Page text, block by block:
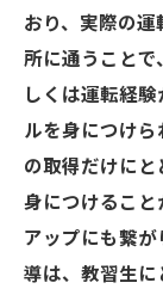
おり、実際の運
所に通うことで
しくは運転経
ルを身につけ
の取得だけに
身につけるこ
アップにも繋
導は、教習生に